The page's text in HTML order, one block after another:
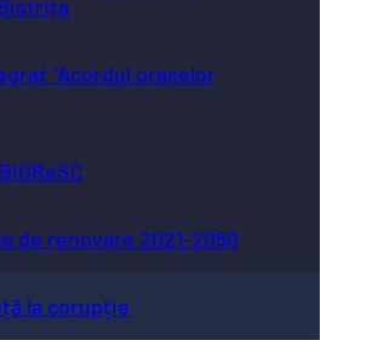
“Acordul orașelor
de renovare 2021-2050
la corupție